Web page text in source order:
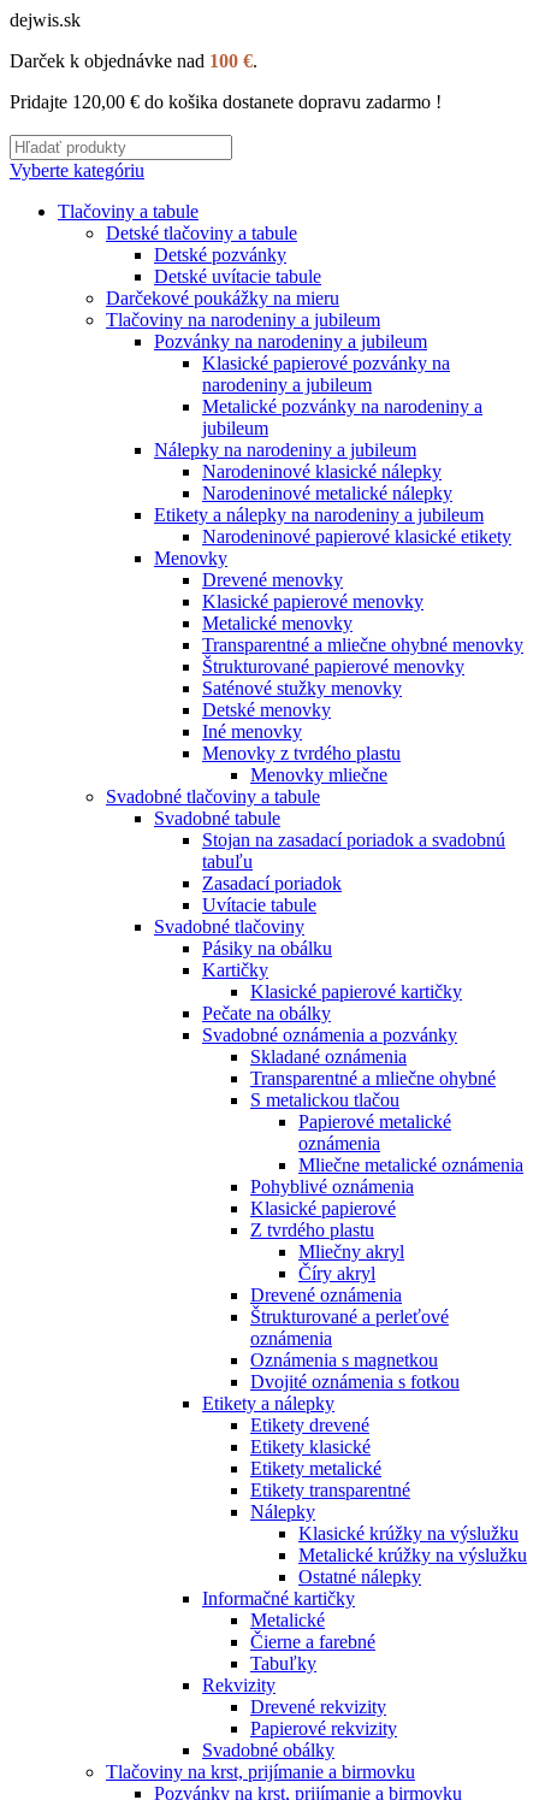
dejwis.sk
Darček k objednávke nad 100 €.
Pridajte 120,00 € do košika dostanete dopravu zadarmo !
Vyberte kategóriu
Tlačoviny a tabule
Detské tlačoviny a tabule
Detské pozvánky
Detské uvítacie tabule
Darčekové poukážky na mieru
Tlačoviny na narodeniny a jubileum
Pozvánky na narodeniny a jubileum
Klasické papierové pozvánky na
narodeniny a jubileum
Metalické pozvánky na narodeniny a
jubileum
Nálepky na narodeniny a jubileum
Narodeninové klasické nálepky
Narodeninové metalické nálepky
Etikety a nálepky na narodeniny a jubileum
Narodeninové papierové klasické etikety
Menovky
Drevené menovky
Klasické papierové menovky
Metalické menovky
Transparentné a mliečne ohybné menovky
Štrukturované papierové menovky
Saténové stužky menovky
Detské menovky
Iné menovky
Menovky z tvrdého plastu
Menovky mliečne
Svadobné tlačoviny a tabule
Svadobné tabule
Stojan na zasadací poriadok a svadobnú
tabuľu
Zasadací poriadok
Uvítacie tabule
Svadobné tlačoviny
Pásiky na obálku
Kartičky
Klasické papierové kartičky
Pečate na obálky
Svadobné oznámenia a pozvánky
Skladané oznámenia
Transparentné a mliečne ohybné
S metalickou tlačou
Papierové metalické
oznámenia
Mliečne metalické oznámenia
Pohyblivé oznámenia
Klasické papierové
Z tvrdého plastu
Mliečny akryl
Číry akryl
Drevené oznámenia
Štrukturované a perleťové
oznámenia
Oznámenia s magnetkou
Dvojité oznámenia s fotkou
Etikety a nálepky
Etikety drevené
Etikety klasické
Etikety metalické
Etikety transparentné
Nálepky
Klasické krúžky na výslužku
Metalické krúžky na výslužku
Ostatné nálepky
Informačné kartičky
Metalické
Čierne a farebné
Tabuľky
Rekvizity
Drevené rekvizity
Papierové rekvizity
Svadobné obálky
Tlačoviny na krst, prijímanie a birmovku
Pozvánky na krst, prijímanie a birmovku